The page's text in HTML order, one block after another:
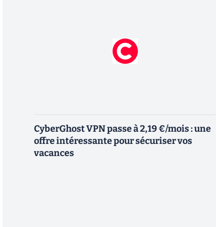
CyberGhost VPN passe à 2,19 €/mois : une
offre intéressante pour sécuriser vos
vacances